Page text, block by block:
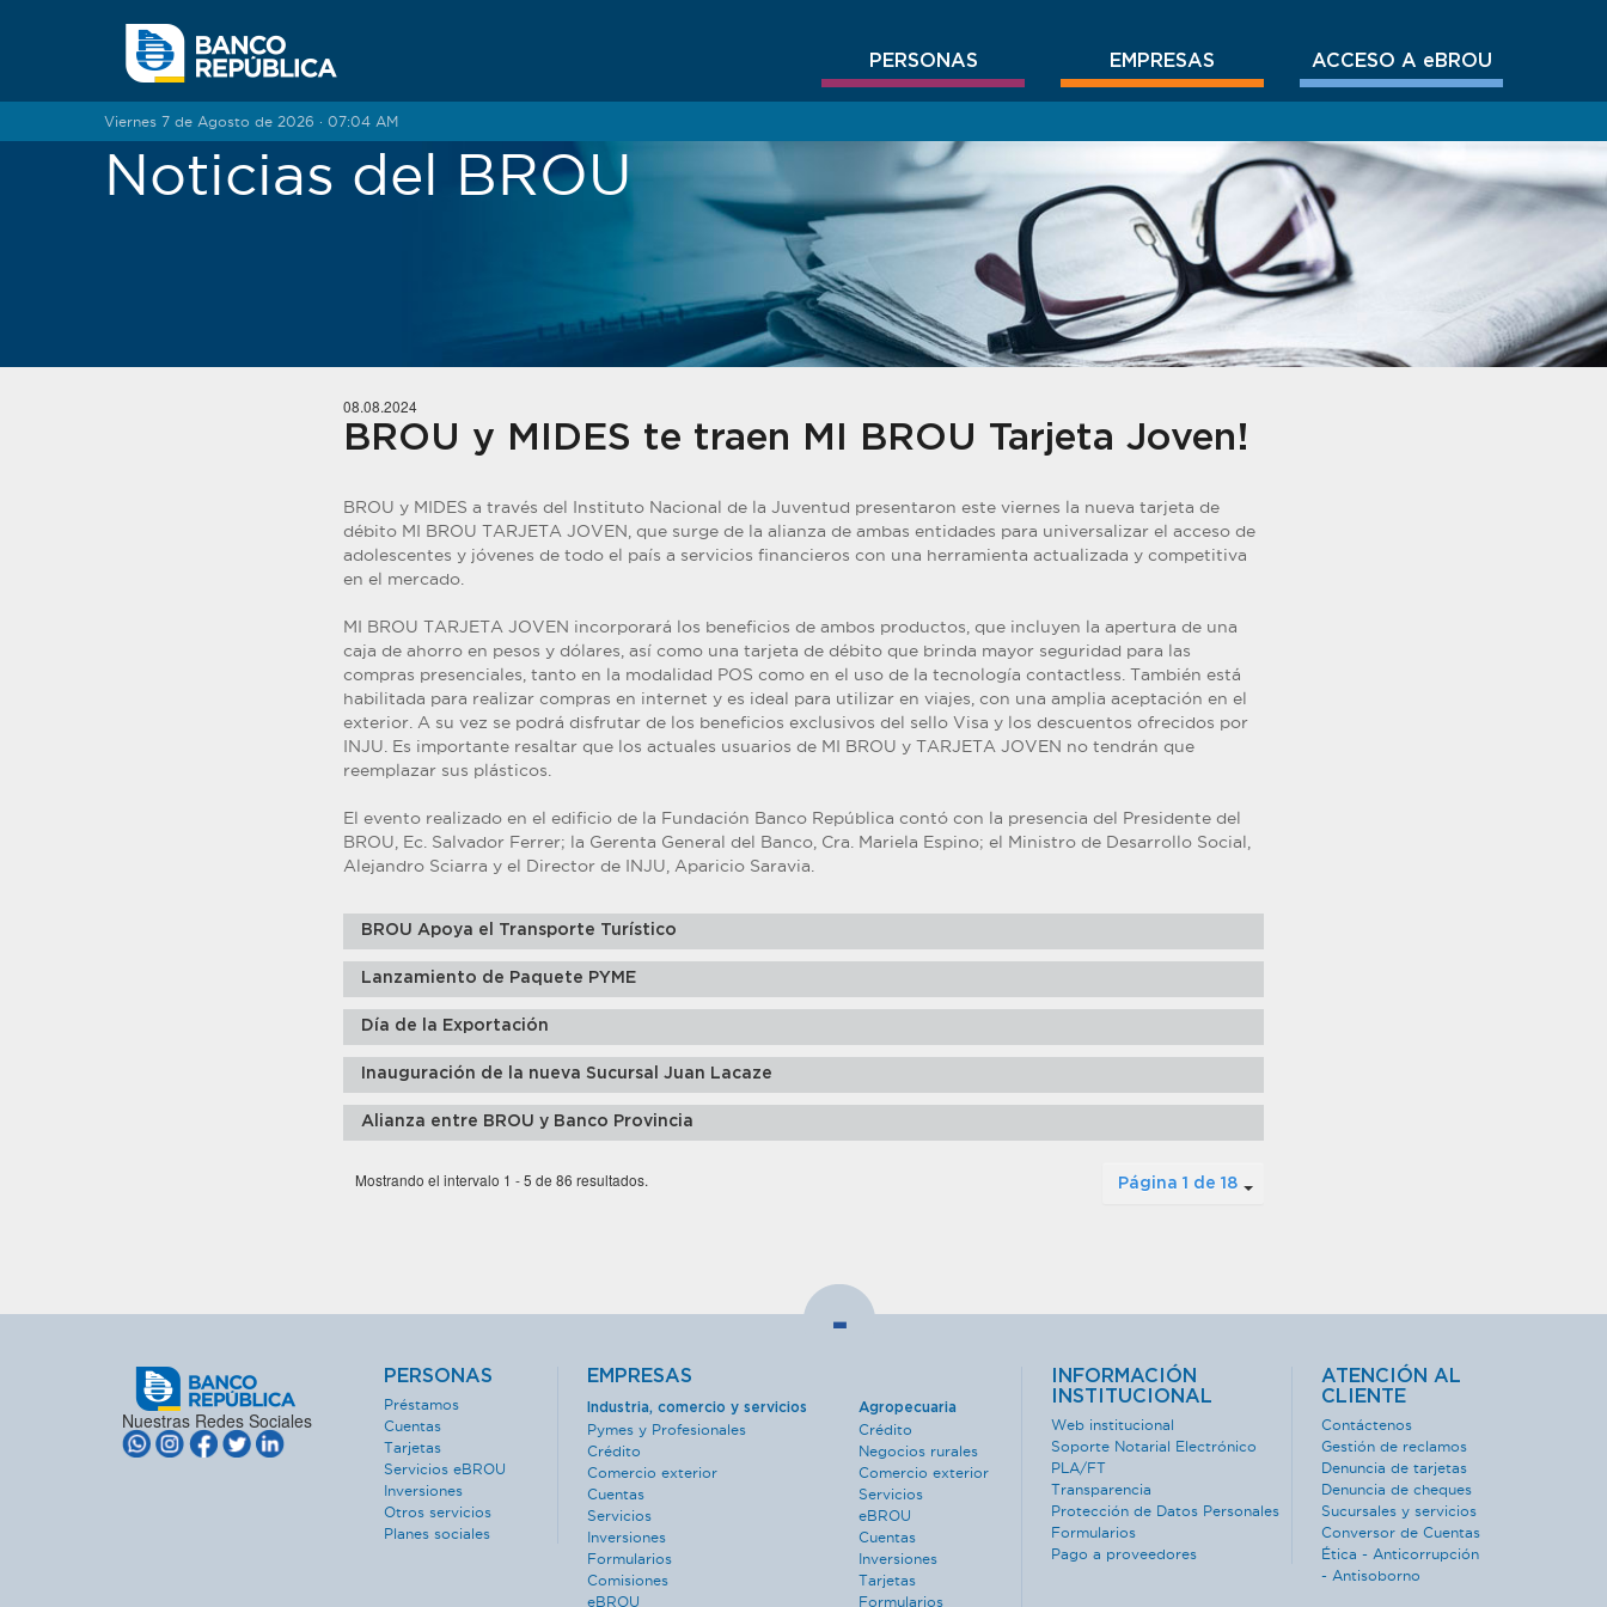
PERSONAS EMPRESAS ACCESO A eBROU
Viernes 7 de Agosto de 2026 · 07:04 AM
Noticias del BROU
08.08.2024
BROU y MIDES te traen MI BROU Tarjeta Joven!
BROU y MIDES a través del Instituto Nacional de la Juventud presentaron este viernes la nueva tarjeta de
débito MI BROU TARJETA JOVEN, que surge de la alianza de ambas entidades para universalizar el acceso de
adolescentes y jóvenes de todo el país a servicios financieros con una herramienta actualizada y competitiva
en el mercado.
MI BROU TARJETA JOVEN incorporará los beneficios de ambos productos, que incluyen la apertura de una
caja de ahorro en pesos y dólares, así como una tarjeta de débito que brinda mayor seguridad para las
compras presenciales, tanto en la modalidad POS como en el uso de la tecnología contactless. También está
habilitada para realizar compras en internet y es ideal para utilizar en viajes, con una amplia aceptación en el
exterior. A su vez se podrá disfrutar de los beneficios exclusivos del sello Visa y los descuentos ofrecidos por
INJU. Es importante resaltar que los actuales usuarios de MI BROU y TARJETA JOVEN no tendrán que
reemplazar sus plásticos.
El evento realizado en el edificio de la Fundación Banco República contó con la presencia del Presidente del
BROU, Ec. Salvador Ferrer; la Gerenta General del Banco, Cra. Mariela Espino; el Ministro de Desarrollo Social,
Alejandro Sciarra y el Director de INJU, Aparicio Saravia.
BROU Apoya el Transporte Turístico
Lanzamiento de Paquete PYME
Día de la Exportación
Inauguración de la nueva Sucursal Juan Lacaze
Alianza entre BROU y Banco Provincia
Página 1 de 18
Mostrando el intervalo 1 - 5 de 86 resultados.
-
Nuestras Redes Sociales
PERSONAS
Préstamos
Cuentas
Tarjetas
Servicios eBROU
Inversiones
Otros servicios
Planes sociales
EMPRESAS
Industria, comercio y servicios
Pymes y Profesionales
Crédito
Comercio exterior
Cuentas
Servicios
Inversiones
Formularios
Comisiones
eBROU
Agropecuaria
Crédito
Negocios rurales
Comercio exterior
Servicios
eBROU
Cuentas
Inversiones
Tarjetas
Formularios
INFORMACIÓN
INSTITUCIONAL
Web institucional
Soporte Notarial Electrónico
PLA/FT
Transparencia
Protección de Datos Personales
Formularios
Pago a proveedores
ATENCIÓN AL
CLIENTE
Contáctenos
Gestión de reclamos
Denuncia de tarjetas
Denuncia de cheques
Sucursales y servicios
Conversor de Cuentas
Ética - Anticorrupción
- Antisoborno